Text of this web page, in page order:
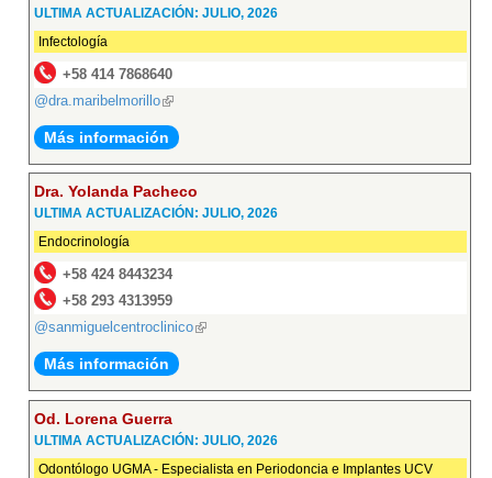
ULTIMA ACTUALIZACIÓN: JULIO, 2026
Infectología
+58 414 7868640
@dra.maribelmorillo(link
is
external)
Más información
Dra. Yolanda Pacheco
ULTIMA ACTUALIZACIÓN: JULIO, 2026
Endocrinología
+58 424 8443234
+58 293 4313959
@sanmiguelcentroclinico(link
Más información
Od. Lorena Guerra
ULTIMA ACTUALIZACIÓN: JULIO, 2026
Odontólogo UGMA - Especialista en Periodoncia e Implantes UCV